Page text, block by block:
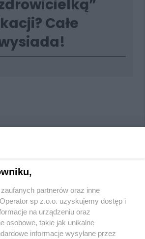
Całe
partnerów oraz inne
sp z.o.o. uzyskujemy dostęp i
na urządzeniu oraz
osobowe, takie jak unikalne
informacje wysyłane przez